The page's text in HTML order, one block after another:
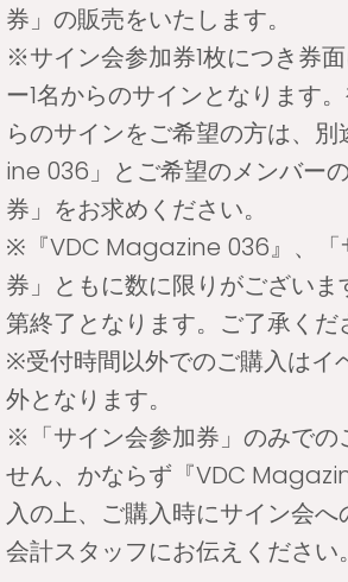
券」の販売をいたします。
※サイン会参加券1枚につき券
ー1名からのサインとなります
らのサインをご希望の方は、
ine 036」とご希望のメンバー
券」をお求めください。
※『VDC Magazine 036』、「
券」ともに数に限りがございま
第終了となります。ご了承くだ
※受付時間以外でのご購入はイ
外となります。
※「サイン会参加券」のみでの
せん、かならず『VDC
入の上、ご購入時にサイン会へ
会計スタッフにお伝えください。